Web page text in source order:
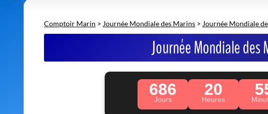
Comptoir Marin > Journée Mondiale des Marins > Journée Mondiale
Journée Mondiale des
686
Jours
20
Heures